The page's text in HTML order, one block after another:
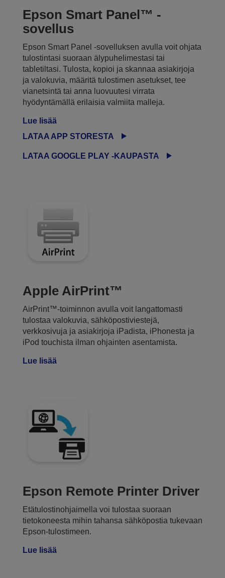
Epson Smart Panel™ -
sovellus
Epson Smart Panel -sovelluksen avulla voit ohjata
tulostintasi suoraan älypuhelimestasi tai
tabletiltasi. Tulosta, kopioi ja skannaa asiakirjoja
ja valokuvia, määritä tulostimen asetukset, tee
vianetsintä tai anna luovuutesi virrata
hyödyntämällä erilaisia valmiita malleja.
Lue lisää
LATAA APP STORESTA
LATAA GOOGLE PLAY -KAUPASTA
Apple AirPrint™
AirPrint™-toiminnon avulla voit langattomasti
tulostaa valokuvia, sähköpostiviestejä,
verkkosivuja ja asiakirjoja iPadista, iPhonesta ja
iPod touchista ilman ohjainten asentamista.
Lue lisää
Epson Remote Printer Driver
Etätulostinohjaimella voi tulostaa suoraan
tietokoneesta mihin tahansa sähköpostia tukevaan
Epson-tulostimeen.
Lue lisää